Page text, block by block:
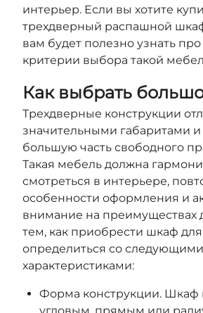
интерьер. Если вы хотите
трехдверный распашной
вам будет полезно узнать
критерии выбора такой
Как выбрать
Трехдверные конструкции
значительными габаритами
большую часть свободного
Такая мебель должна
смотреться в интерьере,
особенности оформления и
внимание на преимуществах
тем, как приобрести шкаф
определиться со следующими
характеристиками:
Форма конструкции. Шкаф